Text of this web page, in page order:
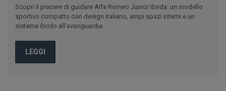
Scopri il piacere di guidare Alfa Romeo Junior Ibrida: un modello
sportivo compatto con design italiano, ampi spazi interni e un
sistema ibrido all'avanguardia.
LEGGI